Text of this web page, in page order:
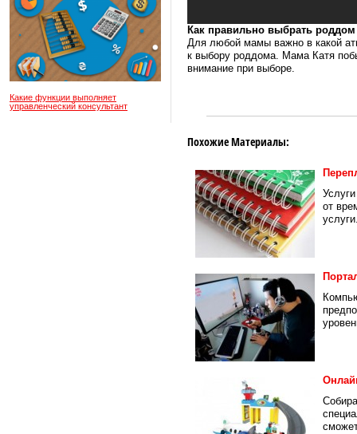
Какие функции выполняет
управленческий консультант
Как правильно выбрать роддом
Для любой мамы важно в какой
к выбору роддома. Мама Катя
внимание при выборе.
Похожие Материалы:
от